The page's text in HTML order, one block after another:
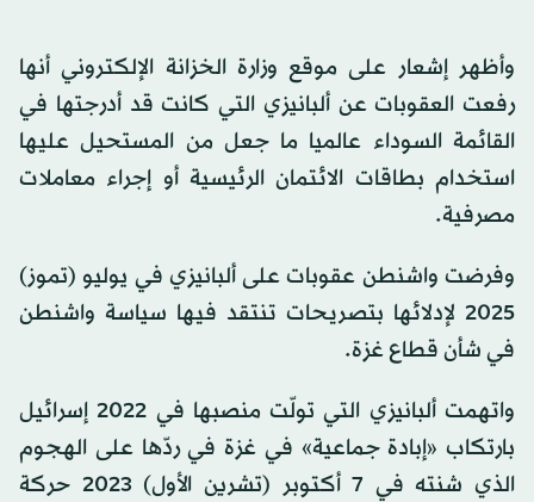
وأظهر إشعار على موقع وزارة الخزانة الإلكتروني أنها
رفعت العقوبات عن ألبانيزي التي كانت قد أدرجتها في
القائمة السوداء عالميا ما جعل من المستحيل عليها
استخدام بطاقات الائتمان الرئيسية أو إجراء معاملات
مصرفية.
وفرضت واشنطن عقوبات على ألبانيزي في يوليو (تموز)
2025 لإدلائها بتصريحات تنتقد فيها سياسة واشنطن
في شأن قطاع غزة.
واتهمت ألبانيزي التي تولّت منصبها في 2022 إسرائيل
بارتكاب «إبادة جماعية» في غزة في ردّها على الهجوم
الذي شنته في 7 أكتوبر (تشرين الأول) 2023 حركة